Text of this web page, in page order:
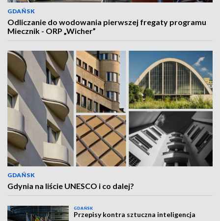
GDAŃSK
Odliczanie do wodowania pierwszej fregaty programu
Miecznik - ORP „Wicher”
GDAŃSK
Gdynia na liście UNESCO i co dalej?
GDAŃSK
Przepisy kontra sztuczna inteligencja